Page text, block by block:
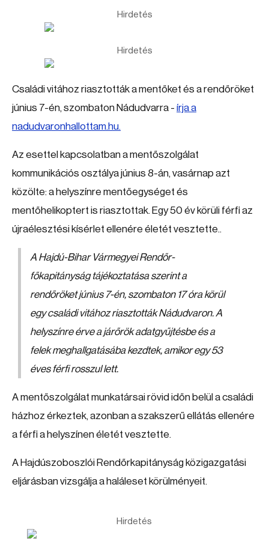
Hirdetés
Hirdetés
Családi vitához riasztották a mentőket és a rendőröket
június 7-én, szombaton Nádudvarra - írja a
nadudvaronhallottam.hu.
Az esettel kapcsolatban a mentőszolgálat
kommunikációs osztálya június 8-án, vasárnap azt
közölte: a helyszínre mentőegységet és
mentőhelikoptert is riasztottak. Egy 50 év körüli férfi az
újraélesztési kísérlet ellenére életét vesztette..
A Hajdú-Bihar Vármegyei Rendőr-
főkapitányság tájékoztatása szerint a
rendőröket június 7-én, szombaton 17 óra körül
egy családi vitához riasztották Nádudvaron. A
helyszínre érve a járőrök adatgyűjtésbe és a
felek meghallgatásába kezdtek, amikor egy 53
éves férfi rosszul lett.
A mentőszolgálat munkatársai rövid időn belül a családi
házhoz érkeztek, azonban a szakszerű ellátás ellenére
a férfi a helyszínen életét vesztette.
A Hajdúszoboszlói Rendőrkapitányság közigazgatási
eljárásban vizsgálja a haláleset körülményeit.
Hirdetés